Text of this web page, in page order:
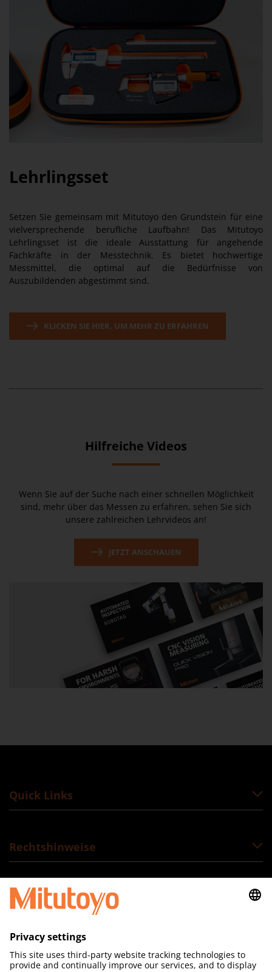
Lehrlingsset
Setzen Sie gemeinsam mit Mitutoyo den Grundstein für eine
vielversprechende berufliche Laufbahn! Das Mitutoyo
Lehrlingsset ist die ideale Ausstattung für angehende
Fachkräfte in der Messtechnik. Es bietet hochwertige
Messmittel, die optimal auf die Bedürfnisse von
Auszubildenden abgestimmt sind.
KLICKEN SIE HIER, UM MEHR ZU ERFAHREN
Hilfreiche Videos
Wenn Sie auf der Suche nach einer schnellen Möglichkeit
sind, mehr über das Messen zu erfahren, sehen Sie sich
unsere zahlreichen Lehrvideos an!
JETZT ANSCHAUEN
Quick Links
Rechtshinweise
Folgen Sie uns